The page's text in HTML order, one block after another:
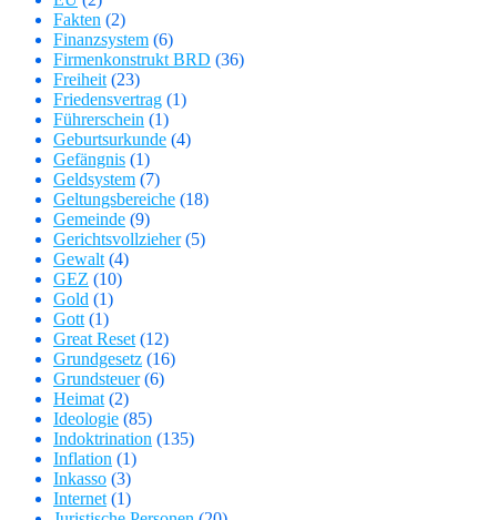
Fakten (2)
Finanzsystem (6)
Firmenkonstrukt BRD (36)
Freiheit (23)
Friedensvertrag (1)
Führerschein (1)
Geburtsurkunde (4)
Gefängnis (1)
Geldsystem (7)
Geltungsbereiche (18)
Gemeinde (9)
Gerichtsvollzieher(5)
Gewalt (4)
GEZ (10)
Gold (1)
Gott (1)
Great Reset (12)
Grundgesetz (16)
Grundsteuer(6)
Heimat (2)
Ideologie (85)
Indoktrination (135)
Inflation (1)
Inkasso (3)
Internet (1)